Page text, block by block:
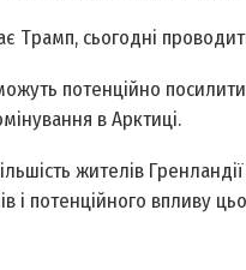
Трамп, сьогодні
потенційно
в Арктиці.
жителів
і потенційного впливу